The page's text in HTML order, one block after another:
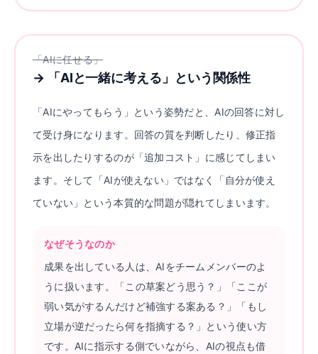
「AIに任せる」
→ 「AIと一緒に考える」という関係性
「AIにやってもらう」という姿勢だと、AIの回答に対し
て受け身になります。回答の質を判断したり、修正指
示を出したりするのが「追加コスト」に感じてしまい
ます。そして「AIが使えない」ではなく「自分が使え
ていない」という本質的な問題が隠れてしまいます。
なぜそうなのか
成果を出している人は、AIをチームメンバーのよ
うに扱います。「この草案どう思う？」「ここが
弱い気がするんだけど補強する案ある？」「もし
立場が逆だったら何を指摘する？」という使い方
です。AIに指示する側でいながら、AIの視点も借